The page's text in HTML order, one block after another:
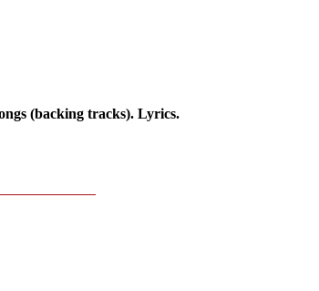
(backing tracks). Lyrics.